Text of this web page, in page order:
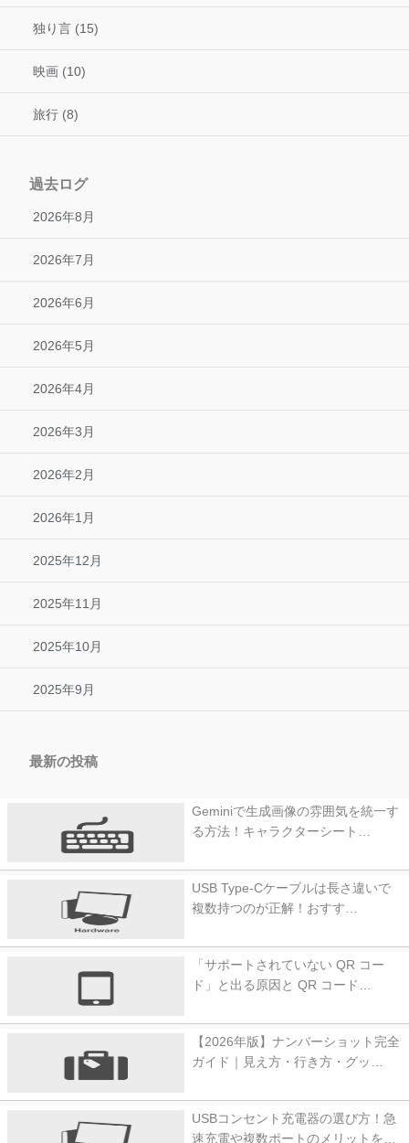
独り言 (15)
映画 (10)
旅行 (8)
過去ログ
2026年8月
2026年7月
2026年6月
2026年5月
2026年4月
2026年3月
2026年2月
2026年1月
2025年12月
2025年11月
2025年10月
2025年9月
最新の投稿
Geminiで生成画像の雰囲気を統一す
る方法！キャラクターシート…
USB Type-Cケーブルは長さ違いで
複数持つのが正解！おすす…
「サポートされていない QR コー
ド」と出る原因と QR コード…
【2026年版】ナンバーショット完全
ガイド｜見え方・行き方・グッ…
USBコンセント充電器の選び方！急
速充電や複数ポートのメリットを…